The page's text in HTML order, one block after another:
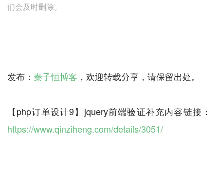
们会及时删除。
发布： 秦子恒博客 ，欢迎转载分享，请保留出处。
【php订单设计9】jquery前端验证补充内容链接：
https://www.qinziheng.com/details/3051/